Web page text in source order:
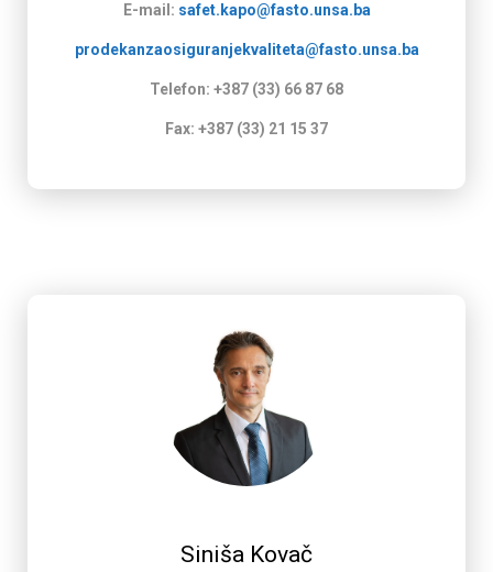
E-mail: safet.kapo@fasto.unsa.ba
prodekanzaosiguranjekvaliteta@fasto.unsa.ba
Telefon: +387 (33) 66 87 68
Fax: +387 (33) 21 15 37
Siniša Kovač